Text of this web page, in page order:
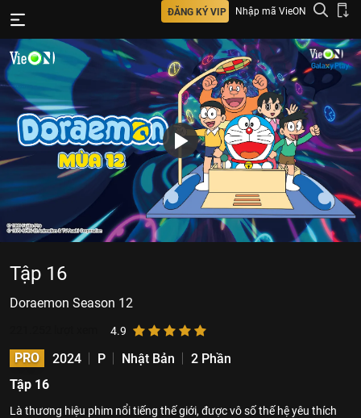
ĐĂNG KÝ VIP Nhập mã VieON
Tập 16
Doraemon Season 12
4.9
PRO 2024 P Nhật Bản
2 Phần
Tập 16
Là thương hiệu phim nổi tiếng thế giới, được vô số thế hệ yêu thích